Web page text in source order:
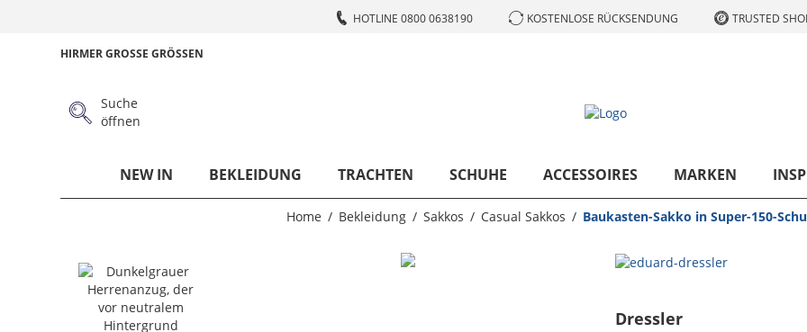
HOTLINE 0800 0638190 KOSTENLOSE RÜCKSENDUNG TRUSTED
HIRMER GROSSE GRÖSSEN
Suche
öffnen
NEW IN BEKLEIDUNG TRACHTEN SCHUHE ACCESSOIRES MARKEN
Home Bekleidung Sakkos Casual Sakkos Baukasten-Sakko in Super-150-
Dressler